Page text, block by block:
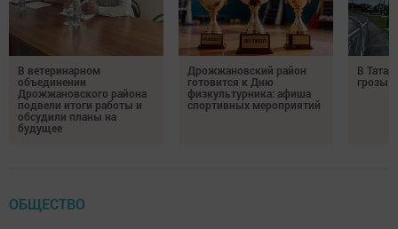
В ветеринарном
объединении
Дрожжановского района
подвели итоги работы и
обсудили планы на
будущее
Дрожжановский район
готовится к Дню
физкультурника: афиша
спортивных мероприятий
В
грозы
ОБЩЕСТВО